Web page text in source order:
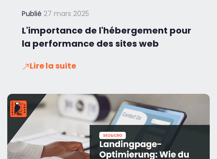
Publié 27 mars 2025
L'importance de l'hébergement pour
la performance des sites web
Lire la suite